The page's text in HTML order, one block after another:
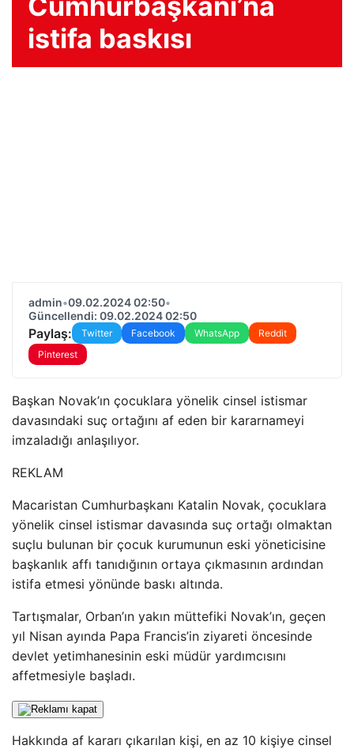
istifa baskısı
admin•09.02.2024 02:50•
Güncellendi: 09.02.2024 02:50
Paylaş: Twitter Facebook WhatsApp
Reddit
Pinterest
Başkan Novak’ın çocuklara yönelik cinsel istismar
davasındaki suç ortağını af eden bir kararnameyi
imzaladığı anlaşılıyor.
REKLAM
Macaristan Cumhurbaşkanı Katalin Novak, çocuklara
yönelik cinsel istismar davasında suç ortağı olmaktan
suçlu bulunan bir çocuk kurumunun eski yöneticisine
başkanlık affı tanıdığının ortaya çıkmasının ardından
istifa etmesi yönünde baskı altında.
Tartışmalar, Orban’ın yakın müttefiki Novak’ın, geçen
yıl Nisan ayında Papa Francis’in ziyareti öncesinde
devlet yetimhanesinin eski müdür yardımcısını
affetmesiyle başladı.
Hakkında af kararı çıkarılan kişi, en az 10 kişiye cinsel